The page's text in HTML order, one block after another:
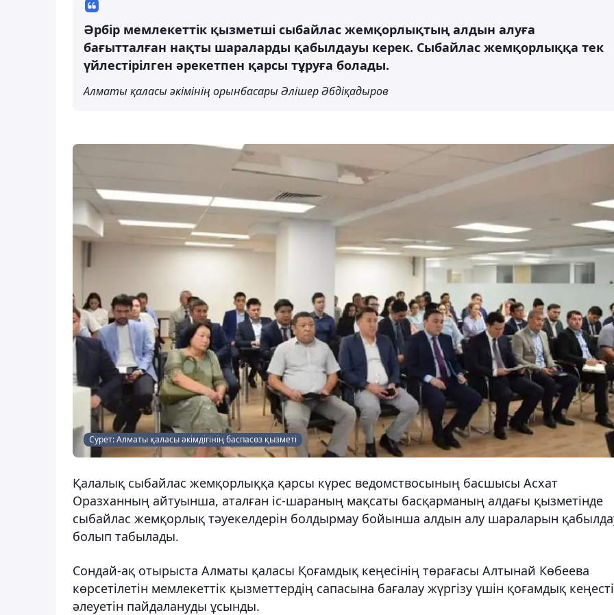
Әрбір мемлекеттік қызметші сыбайлас жемқорлықтың алдын алуға
бағытталған нақты шараларды қабылдауы керек. Сыбайлас жемқорлыққа тек
үйлестірілген әрекетпен қарсы тұруға болады.
Алматы қаласы әкімінің орынбасары Әлішер Әбдіқадыров
Сурет: Алматы қаласы әкімдігінің баспасөз қызметі
Қалалық сыбайлас жемқорлыққа қарсы күрес ведомствосының басшысы Асхат
Оразханның айтуынша, аталған іс-шараның мақсаты басқарманың алдағы қызметінде
сыбайлас жемқорлық тәуекелдерін болдырмау бойынша алдын алу шараларын
болып табылады.
Сондай-ақ отырыста Алматы қаласы Қоғамдық кеңесінің төрағасы Алтынай Көбеева
көрсетілетін мемлекеттік қызметтердің сапасына бағалау жүргізу үшін қоғамдық
әлеуетін пайдалануды ұсынды.